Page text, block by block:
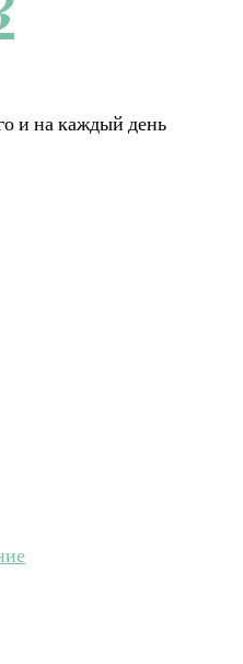
и на каждый день